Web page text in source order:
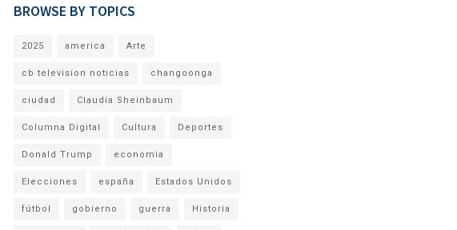
BROWSE BY TOPICS
2025 america Arte
cb television noticias changoonga
ciudad Claudia Sheinbaum
Columna Digital Cultura Deportes
Donald Trump economia
Elecciones españa Estados Unidos
fútbol gobierno guerra Historia